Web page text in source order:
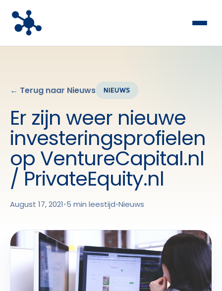
← Terug naar Nieuws NIEUWS
Er zijn weer nieuwe
investeringsprofielen
op VentureCapital.nl
/ PrivateEquity.nl
August 17, 2021•5 min leestijd•Nieuws